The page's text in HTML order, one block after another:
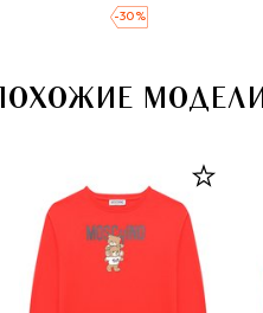
-30 %
ПОХОЖИЕ МОДЕЛИ